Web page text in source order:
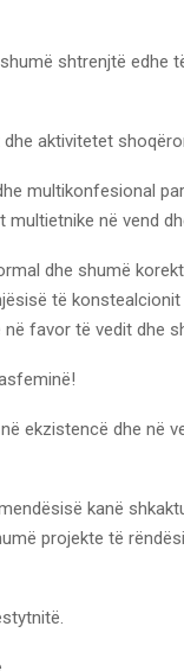
shtrenjtë edhe
aktivitetet
multikonfesional
në vend
dhe shumë
të
favor të vedit dhe
ekzistencë dhe në
kanë
projekte të